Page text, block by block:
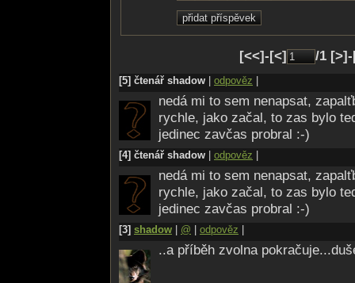
I Tvoje mysl
Pomalu roztává
Copak to jde?!
Takhle se vznášet?
Do smutků nedávných
Radosti vnášet..!
Nepřijde trest?
Nečeká za rohem
Zaťatá pěst?
Neboj se, holčičko..
Vlčí máš původ
Přec nemáš k obavám
Jediný důvod
[<<]-[<] /1
[5] čtenář shadow odpověz
nedá mi to sem nenapsat,
rychle, jako začal, to zas bylo
jedinec zavčas probral :-)
[4] čtenář shadow odpověz
nedá mi to sem nenapsat,
rychle, jako začal, to zas bylo
jedinec zavčas probral :-)
[3] shadow @ odpověz
..a příběh zvolna